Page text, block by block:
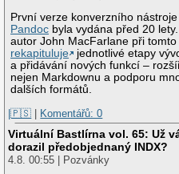
První verze konverzního nástroje
Pandoc byla vydána před 20
autor John MacFarlane při
rekapituluje
jednotlivé etapy
a přidávání nových funkcí –
nejen Markdownu a podporu
dalších formátů.
|🇵🇸 | Komentářů: 0
Virtuální Bastlírna vol. 65: Už
dorazil předobjednaný INDX?
4.8. 00:55 | Pozvánky